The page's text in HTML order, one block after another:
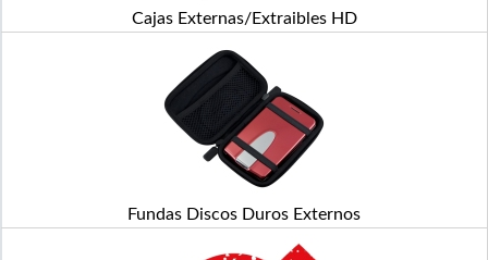
Cajas Externas/Extraibles HD
Fundas Discos Duros Externos